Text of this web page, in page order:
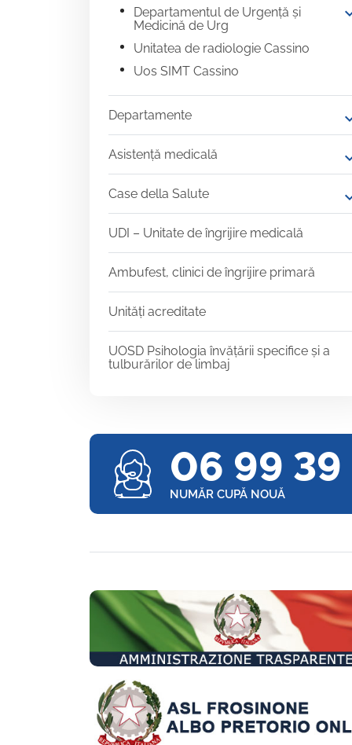
Departamentul de Urgență și
Medicină de Urg
Unitatea de radiologie Cassino
Uos SIMT Cassino
Departamente
Asistență medicală
Case della Salute
UDI – Unitate de îngrijire medicală
Ambufest, clinici de îngrijire primară
Unități acreditate
UOSD Psihologia învățării specifice și a
tulburărilor de limbaj
06 99 39
NUMĂR CUPĂ NOUĂ